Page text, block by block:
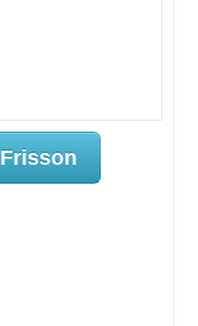
Frisson